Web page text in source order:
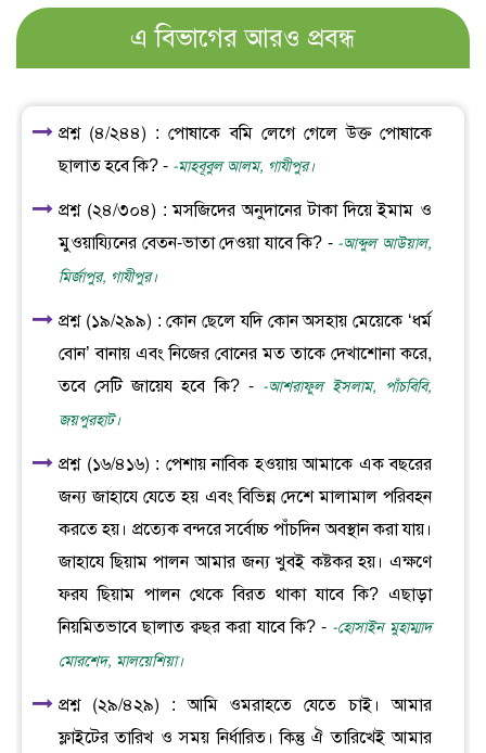
এ বিভাগের আরও প্রবন্ধ
প্রশ্ন (৪/২৪৪) : পোষাকে বমি লেগে গেলে উক্ত পোষাকে
ছালাত হবে কি? - -মাহবূবুল আলম, গাযীপুর।
প্রশ্ন (২৪/৩০৪) : মসজিদের অনুদানের টাকা দিয়ে ইমাম ও
মুওয়ায্যিনের বেতন-ভাতা দেওয়া যাবে কি? - -আব্দুল আউয়াল,
মির্জাপুর, গাযীপুর।
প্রশ্ন (১৯/২৯৯) : কোন ছেলে যদি কোন অসহায় মেয়েকে ‘ধর্ম
বোন’ বানায় এবং নিজের বোনের মত তাকে দেখাশোনা করে,
তবে সেটি জায়েয হবে কি? - -আশরাফুল ইসলাম, পাঁচবিবি,
জয়পুরহাট।
প্রশ্ন (১৬/৪১৬) : পেশায় নাবিক হওয়ায় আমাকে এক বছরের
জন্য জাহাযে যেতে হয় এবং বিভিন্ন দেশে মালামাল পরিবহন
করতে হয়। প্রত্যেক বন্দরে সর্বোচ্চ পাঁচদিন অবস্থান করা যায়।
জাহাযে ছিয়াম পালন আমার জন্য খুবই কষ্টকর হয়। এক্ষণে
ফরয ছিয়াম পালন থেকে বিরত থাকা যাবে কি? এছাড়া
নিয়মিতভাবে ছালাত ক্বছর করা যাবে কি? - -হোসাইন মুহাম্মাদ
মোরশেদ, মালয়েশিয়া।
প্রশ্ন (২৯/৪২৯) : আমি ওমরাহতে যেতে চাই। আমার
ফ্লাইটের তারিখ ও সময় নির্ধারিত। কিন্তু ঐ তারিখেই আমার